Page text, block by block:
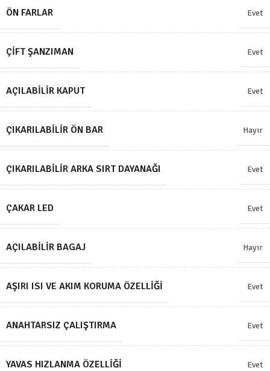
ÖN FARLAR Evet
ÇIFT ŞANZIMAN Evet
AÇILABILIR KAPUT Evet
ÇIKARILABILIR ÖN BAR Hayır
ÇIKARILABILIR ARKA SIRT DAYANAĞI Evet
ÇAKAR LED Evet
AÇILABILIR BAGAJ Hayır
AŞIRI ISI VE AKIM KORUMA ÖZELLIĞI Evet
ANAHTARSIZ ÇALIŞTIRMA Evet
YAVAS HIZLANMA ÖZELLIĞI Evet